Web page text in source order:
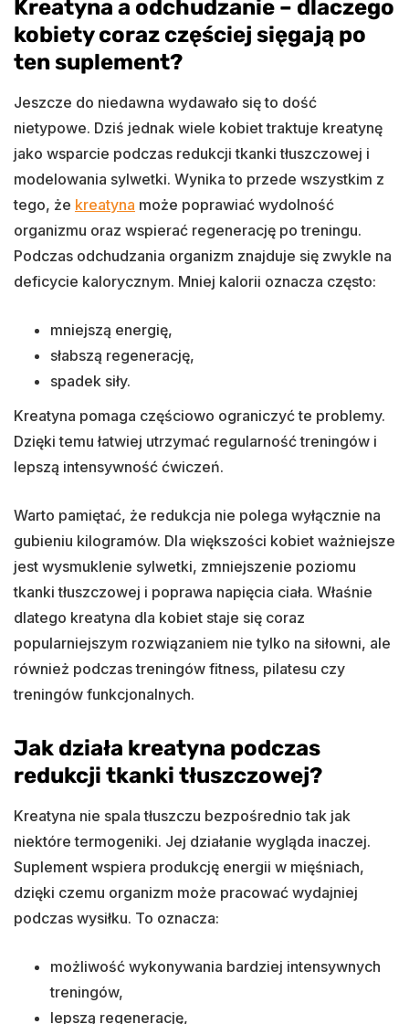
Kreatyna a odchudzanie – dlaczego
kobiety coraz częściej sięgają po
ten suplement?
Jeszcze do niedawna wydawało się to dość
nietypowe. Dziś jednak wiele kobiet traktuje kreatynę
jako wsparcie podczas redukcji tkanki tłuszczowej i
modelowania sylwetki. Wynika to przede wszystkim z
tego, że kreatyna może poprawiać wydolność
organizmu oraz wspierać regenerację po treningu.
Podczas odchudzania organizm znajduje się zwykle na
deficycie kalorycznym. Mniej kalorii oznacza często:
mniejszą energię,
słabszą regenerację,
spadek siły.
Kreatyna pomaga częściowo ograniczyć te problemy.
Dzięki temu łatwiej utrzymać regularność treningów i
lepszą intensywność ćwiczeń.
Warto pamiętać, że redukcja nie polega wyłącznie na
gubieniu kilogramów. Dla większości kobiet ważniejsze
jest wysmuklenie sylwetki, zmniejszenie poziomu
tkanki tłuszczowej i poprawa napięcia ciała. Właśnie
dlatego kreatyna dla kobiet staje się coraz
popularniejszym rozwiązaniem nie tylko na siłowni, ale
również podczas treningów fitness, pilatesu czy
treningów funkcjonalnych.
Jak działa kreatyna podczas
redukcji tkanki tłuszczowej?
Kreatyna nie spala tłuszczu bezpośrednio tak jak
niektóre termogeniki. Jej działanie wygląda inaczej.
Suplement wspiera produkcję energii w mięśniach,
dzięki czemu organizm może pracować wydajniej
podczas wysiłku. To oznacza:
możliwość wykonywania bardziej intensywnych
treningów,
lepszą regenerację,